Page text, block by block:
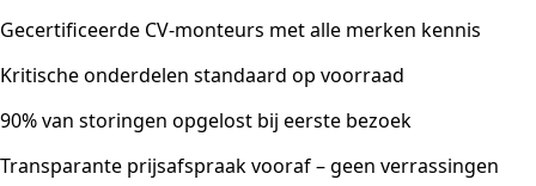
Gecertificeerde CV-monteurs met alle merken kennis
Kritische onderdelen standaard op voorraad
90% van storingen opgelost bij eerste bezoek
Transparante prijsafspraak vooraf – geen verrassingen